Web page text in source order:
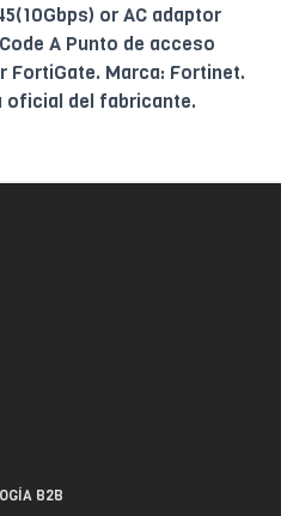
or AC adaptor
A Punto de acceso
FortiGate. Marca: Fortinet.
oficial del fabricante.
B2B